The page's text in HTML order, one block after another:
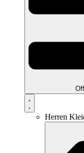
Herren